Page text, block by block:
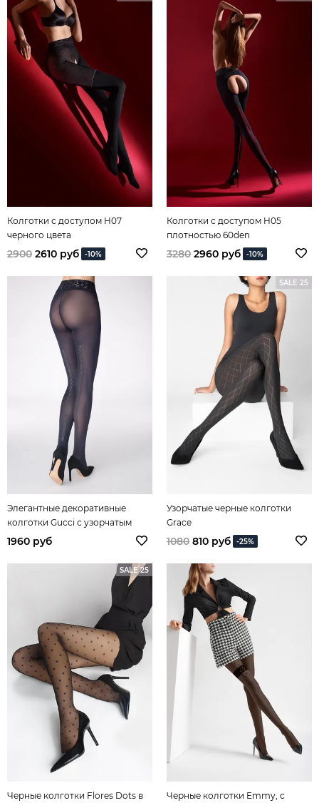
Колготки с доступом H07
черного цвета
2900 2610 руб -10%
Колготки с доступом H05
плотностью 60den
3280 2960 руб -10%
Элегантные декоративные
колготки Gucci с узорчатым
швом
1960 руб
SALE 25
Узорчатые черные колготки
Grace
1080 810 руб -25%
SALE 25
Черные колготки Flores Dots в
Черные колготки Emmy, с